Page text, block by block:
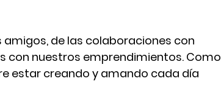
de las colaboraciones con
con nuestros emprendimientos. Como
estar creando y amando cada día